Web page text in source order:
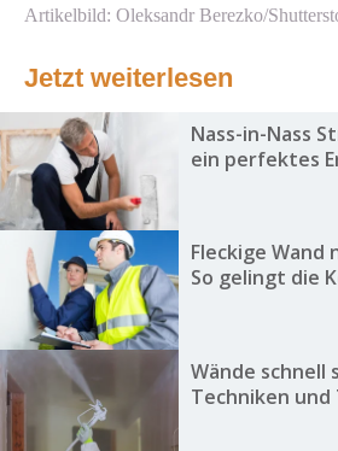
Artikelbild: Oleksandr Berezko/
Jetzt weiterlesen
Nass-in-Nass
ein perfektes
Fleckige Wand
So gelingt die
Wände schnell
Techniken und